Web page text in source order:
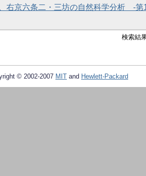
右京六条二・三坊の自然科学分析 -第
検索結
© 2002-2007 MIT and Hewlett-Packard